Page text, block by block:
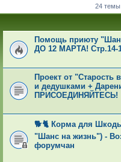
24 темы
Помощь приюту
ДО 12 МАРТА! Стр.14-
Проект от "Старость
и дедушками +
ПРИСОЕДИНЯЙТЕСЬ!
🐕🐈 Корма для
"Шанс на жизнь") -
форумчан